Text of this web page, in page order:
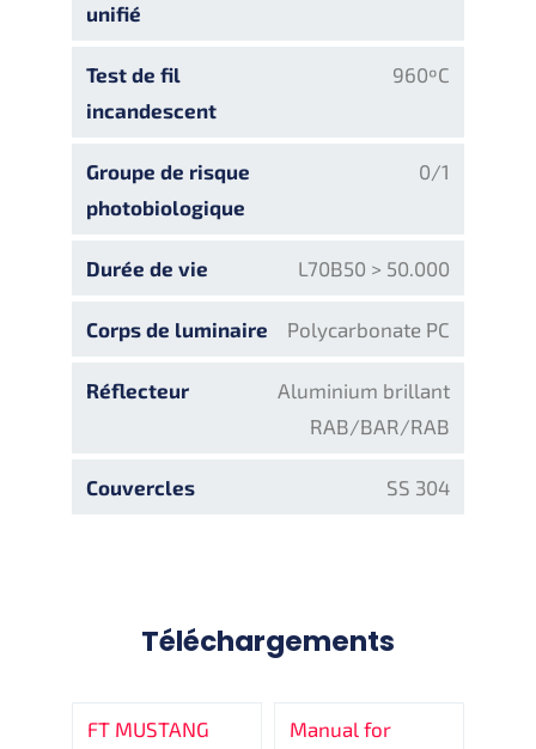
unifié
Test de fil
incandescent
960ºC
Groupe de risque
photobiologique
0/1
Durée de vie L70B50 > 50.000
Corps de luminaire Polycarbonate PC
Réflecteur
Aluminium brillant
RAB/BAR/RAB
Couvercles SS 304
Téléchargements
FT MUSTANG
Manual for